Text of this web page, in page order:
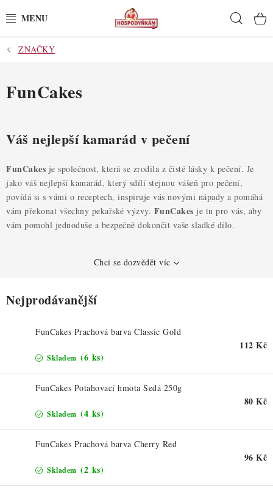
na
POTŘEBY
POMŮCKY
DEKORACE
PRO OSLAVY
DO KUCHYNĚ
DÁRKOVÉ POUKAZY
TÉMATICKÉ PRODUKTY
ZNAČKY
Nepřevzetí zásilky na dobírku
Hodnocení obchodu
Blog
Moje objednávka
ZNAČKY
FunCakes
Váš nejlepší kamarád v pečení
FunCakes je společnost, která se zrodila z čisté lásky k pečení. Je
jako váš nejlepší kamarád, který sdílí stejnou vášeň pro pečení,
povídá si s vámi o receptech, inspiruje vás novými nápady a pomáhá
vám překonat všechny pekařské výzvy. FunCakes je tu pro vás, aby
vám pomohl jednoduše a bezpečně dokončit vaše sladké dílo.
Chci se dozvědět víc
Nejprodávanější
FunCakes Prachová barva Classic Gold
Skladem (6 ks)
112 Kč
FunCakes Potahovací hmota Šedá 250g
Skladem (4 ks)
80 Kč
FunCakes Prachová barva Cherry Red
Skladem (2 ks)
96 Kč